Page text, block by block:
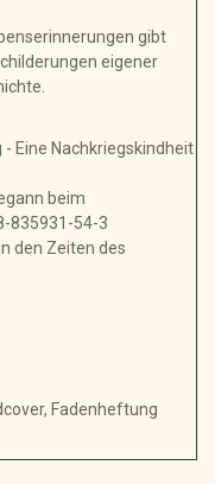
gibt
eigener
Eine Nachkriegskindheit
beim
835931-54-3
den Zeiten des
Fadenheftung